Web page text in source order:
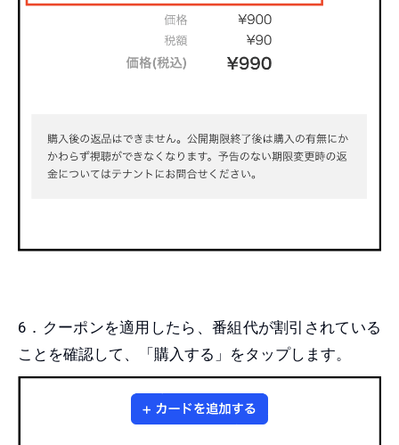
6．クーポンを適用したら、番組代が割引されている
ことを確認して、「購入する」をタップします。